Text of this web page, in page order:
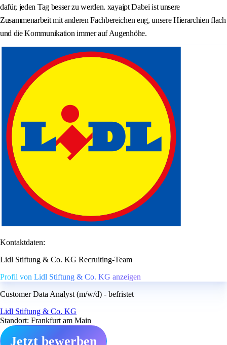
dafür, jeden Tag besser zu werden. xayajpt Dabei ist unsere
Zusammenarbeit mit anderen Fachbereichen eng, unsere Hierarchien flach
und die Kommunikation immer auf Augenhöhe.
Kontaktdaten:
Lidl Stiftung & Co. KG Recruiting-Team
Profil von Lidl Stiftung & Co. KG anzeigen
Customer Data Analyst (m/w/d) - befristet
Lidl Stiftung & Co. KG
Standort: Frankfurt am Main
Jetzt bewerben